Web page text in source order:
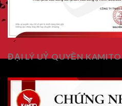
ĐẠI LÝ UỶ QUYỀN KAMITO